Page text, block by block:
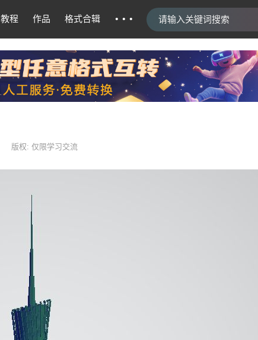
教程 作品 格式合辑 ···
版权: 仅限学习交流